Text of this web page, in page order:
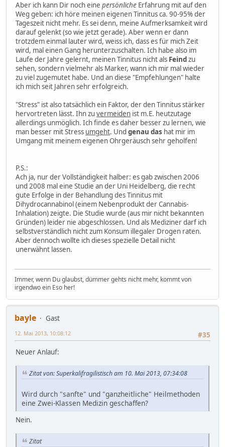
Aber ich kann Dir noch eine persönliche Erfahrung mit auf den
Weg geben: ich höre meinen eigenen Tinnitus ca. 90-95% der
Tageszeit nicht mehr. Es sei denn, meine Aufmerksamkeit wird
darauf gelenkt (so wie jetzt gerade). Aber wenn er dann
trotzdem einmal lauter wird, weiss ich, dass es für mich Zeit
wird, mal einen Gang herunterzuschalten. Ich habe also im
Laufe der Jahre gelernt, meinen Tinnitus nicht als Feind zu
sehen, sondern vielmehr als Marker, wann ich mir mal wieder
zu viel zugemutet habe. Und an diese "Empfehlungen" halte
ich mich seit Jahren sehr erfolgreich.
"Stress" ist also tatsächlich ein Faktor, der den Tinnitus stärker
hervortreten lässt. Ihn zu vermeiden ist m.E. heutzutage
allerdings unmöglich. Ich finde es daher besser zu lernen, wie
man besser mit Stress umgeht. Und genau das hat mir im
Umgang mit meinem eigenen Ohrgeräusch sehr geholfen!
P.S.:
Ach ja, nur der Vollständigkeit halber: es gab zwischen 2006
und 2008 mal eine Studie an der Uni Heidelberg, die recht
gute Erfolge in der Behandlung des Tinnitus mit
Dihydrocannabinol (einem Nebenprodukt der Cannabis-
Inhalation) zeigte. Die Studie wurde (aus mir nicht bekannten
Gründen) leider nie abgeschlossen. Und als Mediziner darf ich
selbstverständlich nicht zum Konsum illegaler Drogen raten.
Aber dennoch wollte ich dieses spezielle Detail nicht
unerwähnt lassen.
Immer, wenn Du glaubst, dümmer gehts nicht mehr, kommt von
irgendwo ein Eso her!
bayle
Gast
#35
12. Mai 2013, 10:08:12
Neuer Anlauf:
Zitat von: Superkalifragilistisch am 10. Mai 2013, 07:34:08
Wird durch "sanfte" und "ganzheitliche" Heilmethoden
eine Zwei-Klassen Medizin geschaffen?
Nein.
Zitat